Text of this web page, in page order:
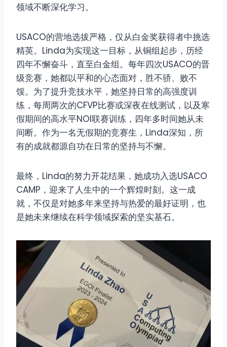
领域不断深化学习。
USACO的营地选拔严格，仅从白金奖获得者中挑选
精英。Linda为实现这一目标，从铜组起步，历经
四年不懈奋斗，直至白金组。每年四次USACO的晋
级竞赛，她都以平和的心态面对，胜不骄、败不
馁。为了提升竞技水平，她坚持日常的高强度训
练，每周两次的CFVP比赛或深夜在线测试，以及寒
假期间的高水平NOI联赛训练，四年多时间她从未
间断。作为一名无假期的竞赛生，Linda深知，所
有的成就都源自功在日常的坚持与不懈。
最终，Linda的努力开花结果，她成功入选USACO
CAMP，迎来了人生中的一个辉煌时刻。这一成
就，不仅是对她多年来坚持与热爱的最好证明，也
是她未来继续在科学领域探索的坚实基石。